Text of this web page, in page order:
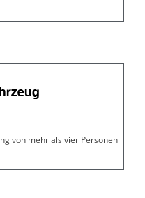
von mehr als vier Personen